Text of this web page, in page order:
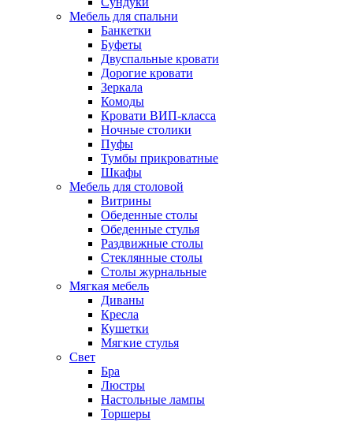
Мебель для спальни
Банкетки
Буфеты
Двуспальные кровати
Дорогие кровати
Зеркала
Комоды
Кровати ВИП-класса
Ночные столики
Пуфы
Тумбы прикроватные
Шкафы
Мебель для столовой
Витрины
Обеденные столы
Обеденные стулья
Раздвижные столы
Стеклянные столы
Столы журнальные
Мягкая мебель
Диваны
Кресла
Кушетки
Мягкие стулья
Свет
Бра
Люстры
Настольные лампы
Торшеры